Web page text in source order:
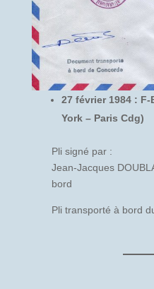
27 février 1984 : F-
York – Paris Cdg)
Pli signé par :
Jean-Jacques
bord
Pli transporté à bord